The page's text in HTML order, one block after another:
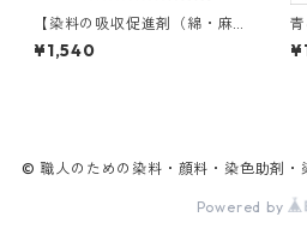
【染料の吸収促進剤（綿・麻
用）】｜500g｜無水芒硝
¥1,540
g
© 職人のための染料・顔料・染色助剤・
Powered by